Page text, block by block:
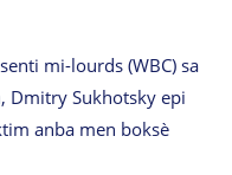
mi-lourds (WBC) sa
Dmitry Sukhotsky epi
anba men boksè